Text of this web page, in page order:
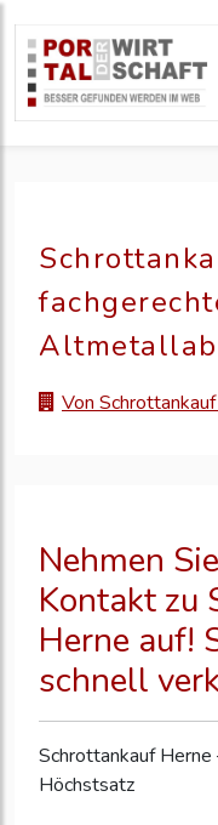
Von
Nehmen
Kontakt zu
Herne auf!
schnell
Schrottankauf Herne
Höchstsatz